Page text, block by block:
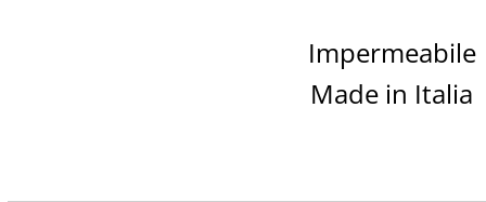
Impermeabile
Made in Italia